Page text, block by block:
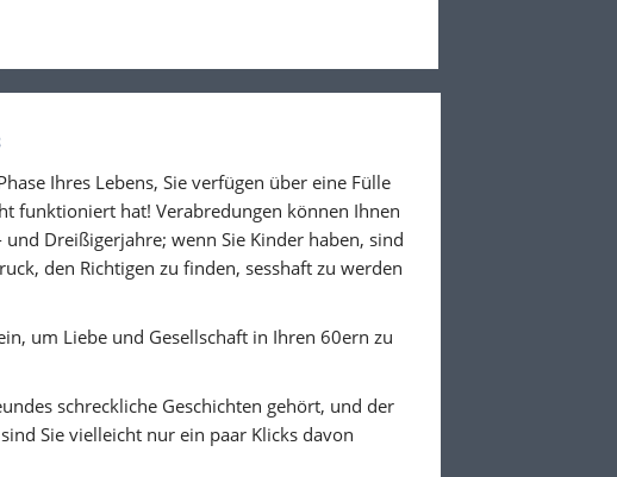
Ihres Lebens, Sie verfügen über eine Fülle
funktioniert hat! Verabredungen können Ihnen
Dreißigerjahre; wenn Sie Kinder haben, sind
den Richtigen zu finden, sesshaft zu werden
um Liebe und Gesellschaft in Ihren 60ern zu
schreckliche Geschichten gehört, und der
Sie vielleicht nur ein paar Klicks davon